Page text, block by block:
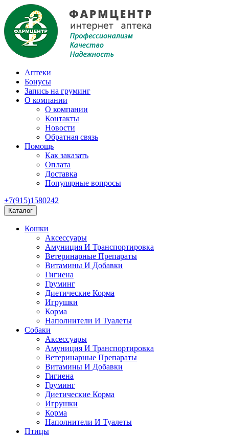
Аптеки
Бонусы
Запись на груминг
О компании
О компании
Контакты
Новости
Обратная связь
Помощь
Как заказать
Оплата
Доставка
Популярные вопросы
+7(915)1580242
Каталог
Кошки
Аксессуары
Амуниция И Транспортировка
Ветеринарные Препараты
Витамины И Добавки
Гигиена
Груминг
Диетические Корма
Игрушки
Корма
Наполнители И Туалеты
Собаки
Аксессуары
Амуниция И Транспортировка
Ветеринарные Препараты
Витамины И Добавки
Гигиена
Груминг
Диетические Корма
Игрушки
Корма
Наполнители И Туалеты
Птицы